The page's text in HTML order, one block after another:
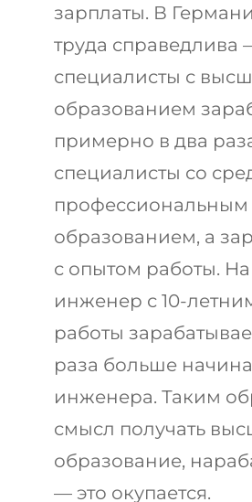
зарплаты. В
труда справедлива
специалисты с
образованием
примерно в два
специалисты со
профессиональным
образованием, а
с опытом работы.
инженер с 10-
работы
раза больше
инженера. Таким
смысл получать
образование,
— это окупается.